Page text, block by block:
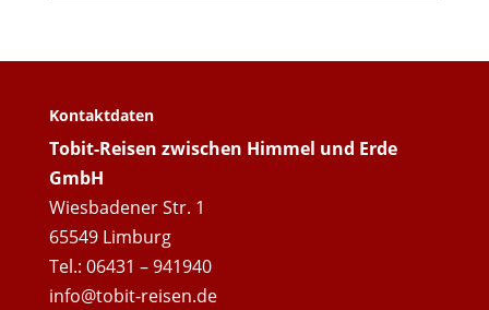
Kontaktdaten
Tobit-Reisen zwischen Himmel und Erde
GmbH
Wiesbadener Str. 1
65549 Limburg
Tel.: 06431 – 941940
info@tobit-reisen.de